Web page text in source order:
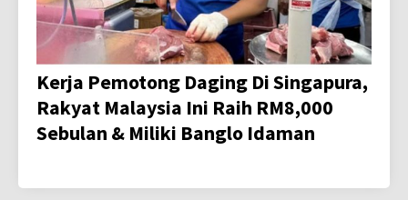
Kerja Pemotong Daging Di Singapura,
Rakyat Malaysia Ini Raih RM8,000
Sebulan & Miliki Banglo Idaman